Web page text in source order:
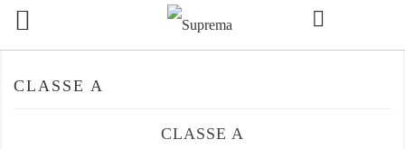

CLASSE A
CLASSE A